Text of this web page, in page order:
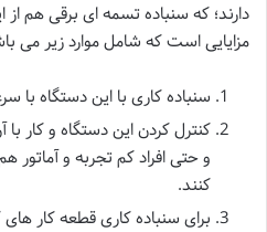
دارند؛ که سنباده تسمه ای برقی هم
مزایایی است که شامل موارد زیر می
سنباده کاری با این دستگاه
کنترل کردن این دستگاه و کار
و حتی افراد کم تجربه و آماتور
کنند.
برای سنباده کاری قطعه کار